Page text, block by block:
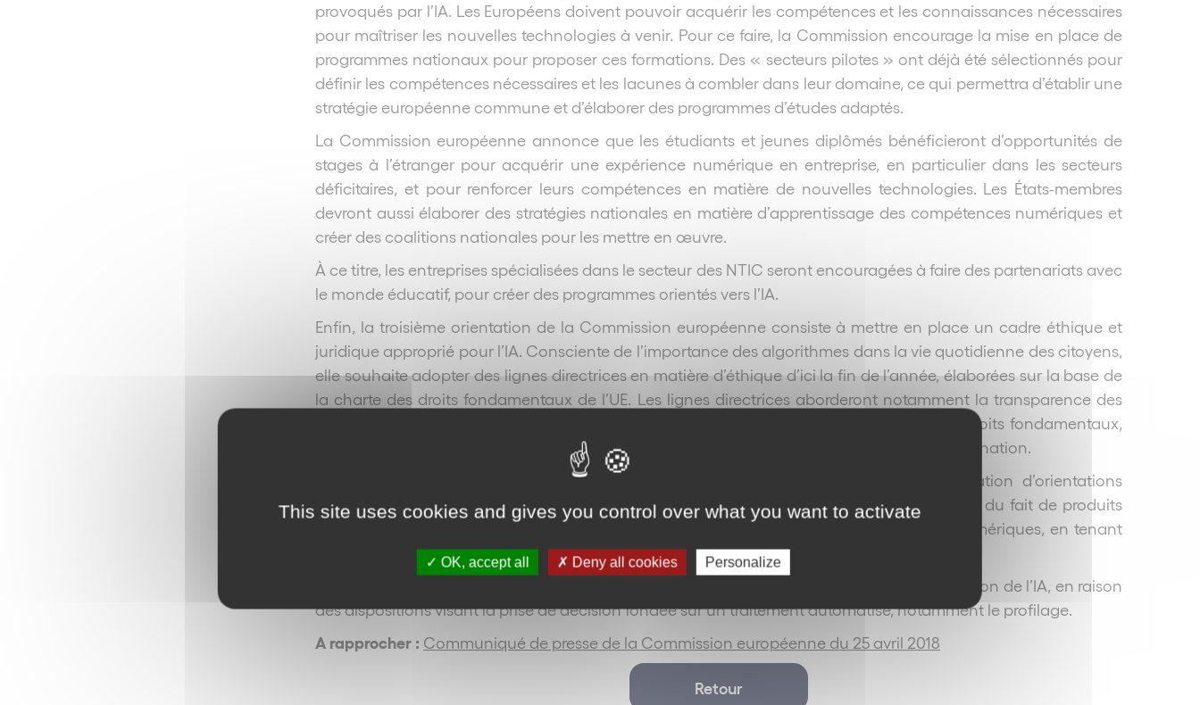
provoqués par l’IA. Les Européens doivent pouvoir acquérir les compétences et les connaissances nécessaires
pour maîtriser les nouvelles technologies à venir. Pour ce faire, la Commission encourage la mise en place de
programmes nationaux pour proposer ces formations. Des « secteurs pilotes » ont déjà été sélectionnés pour
définir les compétences nécessaires et les lacunes à combler dans leur domaine, ce qui permettra d’établir une
stratégie européenne commune et d’élaborer des programmes d’études adaptés.
La Commission européenne annonce que les étudiants et jeunes diplômés bénéficieront d’opportunités de
stages à l’étranger pour acquérir une expérience numérique en entreprise, en particulier dans les secteurs
déficitaires, et pour renforcer leurs compétences en matière de nouvelles technologies. Les États-membres
devront aussi élaborer des stratégies nationales en matière d’apprentissage des compétences numériques et
créer des coalitions nationales pour les mettre en œuvre.
À ce titre, les entreprises spécialisées dans le secteur des NTIC seront encouragées à faire des partenariats avec
le monde éducatif, pour créer des programmes orientés vers l’IA.
Enfin, la troisième orientation de la Commission européenne consiste à mettre en place un cadre éthique et
juridique approprié pour l’IA. Consciente de l’importance des algorithmes dans la vie quotidienne des citoyens,
elle souhaite adopter des lignes directrices en matière d’éthique d’ici la fin de l’année, élaborées sur la base de
la charte des droits fondamentaux de l’UE. Les lignes directrices aborderont notamment la transparence des
algorithmes, l’avenir du travail, l’équité, la sécurité, l’inclusion sociale, et l’impact sur les droits fondamentaux,
dont le respect à la vie privée, la dignité, la protection des consommateurs et la non-discrimination.
Sur le plan juridique, la Commission européenne annonce qu’il est prévu la publication d’orientations
interprétatives pour clarifier les notions de la directive de 1985 relatives à la responsabilité du fait de produits
défectueux. Ces orientations se présenteront sous l’angle des nouvelles technologies numériques, en tenant
compte de l’intégration de l’IA dans les produits.
L’entrée en application du RGPD le 25 mai prochain aura également un impact sur l’utilisation de l’IA, en raison
des dispositions visant la prise de décision fondée sur un traitement automatisé, notamment le profilage.
A rapprocher : Communiqué de presse de la Commission européenne du 25 avril 2018
Retour
This site uses cookies and gives you control over what you want to activate
OK, accept all Deny all cookies Personalize